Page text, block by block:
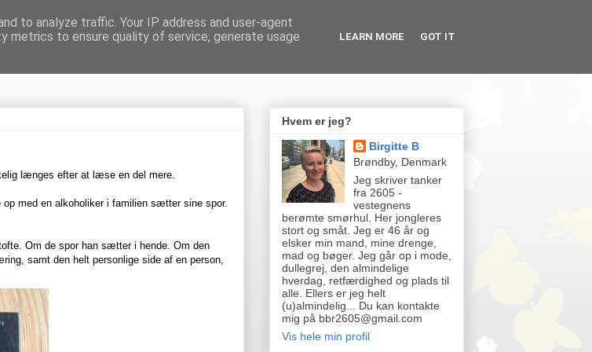
længes efter at læse en del mere.
med en alkoholiker i familien sætter sine spor.
Om de spor han sætter i hende. Om den
samt den helt personlige side af en person,
Hvem er jeg?
Birgitte B
Brøndby, Denmark
Jeg skriver tanker
fra 2605 -
vestegnens
berømte smørhul. Her jongleres
stort og småt. Jeg er 46 år og
elsker min mand, mine drenge,
mad og bøger. Jeg går op i mode,
dullegrej, den almindelige
hverdag, retfærdighed og plads til
alle. Ellers er jeg helt
(u)almindelig... Du kan kontakte
mig på bbr2605@gmail.com
Vis hele min profil
to analyze traffic. Your IP address and user-agent
metrics to ensure quality of service, generate usage
LEARN MORE GOT IT